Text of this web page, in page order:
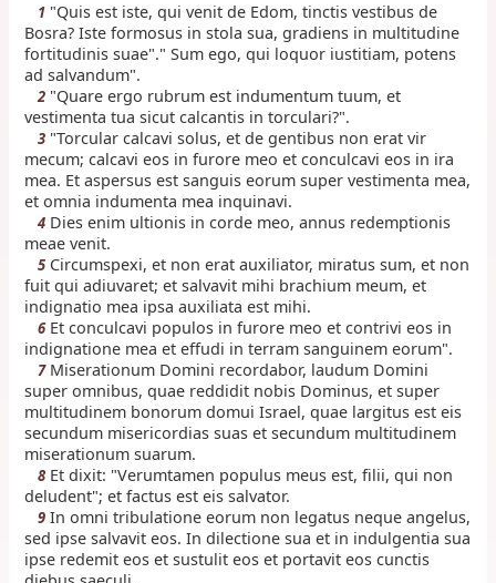
1 "Quis est iste, qui venit de Edom, tinctis vestibus de
Bosra? Iste formosus in stola sua, gradiens in multitudine
fortitudinis suae"." Sum ego, qui loquor iustitiam, potens
ad salvandum".
2 "Quare ergo rubrum est indumentum tuum, et
vestimenta tua sicut calcantis in torculari?".
3 "Torcular calcavi solus, et de gentibus non erat vir
mecum; calcavi eos in furore meo et conculcavi eos in ira
mea. Et aspersus est sanguis eorum super vestimenta mea,
et omnia indumenta mea inquinavi.
4 Dies enim ultionis in corde meo, annus redemptionis
meae venit.
5 Circumspexi, et non erat auxiliator, miratus sum, et non
fuit qui adiuvaret; et salvavit mihi brachium meum, et
indignatio mea ipsa auxiliata est mihi.
6Et conculcavi populos in furore meo et contrivi eos in
indignatione mea et effudi in terram sanguinem eorum".
7Miserationum Domini recordabor, laudum Domini
super omnibus, quae reddidit nobis Dominus, et super
multitudinem bonorum domui Israel, quae largitus est eis
secundum misericordias suas et secundum multitudinem
miserationum suarum.
8 Et dixit: "Verumtamen populus meus est, filii, qui non
deludent"; et factus est eis salvator.
9 In omni tribulatione eorum non legatus neque angelus,
sed ipse salvavit eos. In dilectione sua et in indulgentia sua
ipse redemit eos et sustulit eos et portavit eos cunctis